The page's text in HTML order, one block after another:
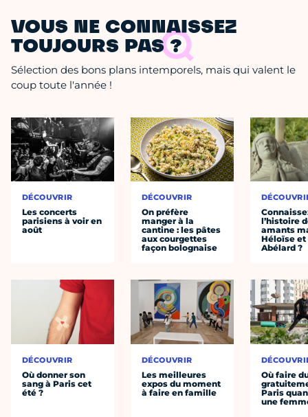
VOUS NE CONNAISSEZ
TOUJOURS PAS ?
Sélection des bons plans intemporels, mais qui valent le
coup toute l'année !
DÉCOUVRIR
Les concerts
parisiens à voir en
août
DÉCOUVRIR
Où donner son
sang à Paris cet
été ?
DÉCOUVRIR
On préfère
manger à la
cantine : les pâtes
aux courgettes
façon bolognaise
DÉCOUVRIR
Les meilleures
expos du moment
à faire en famille
l’histoire
amants
Héloïse et
Abélard ?
Où faire
Paris
une